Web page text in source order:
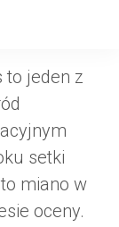
to jeden z
setki
miano w
oceny.